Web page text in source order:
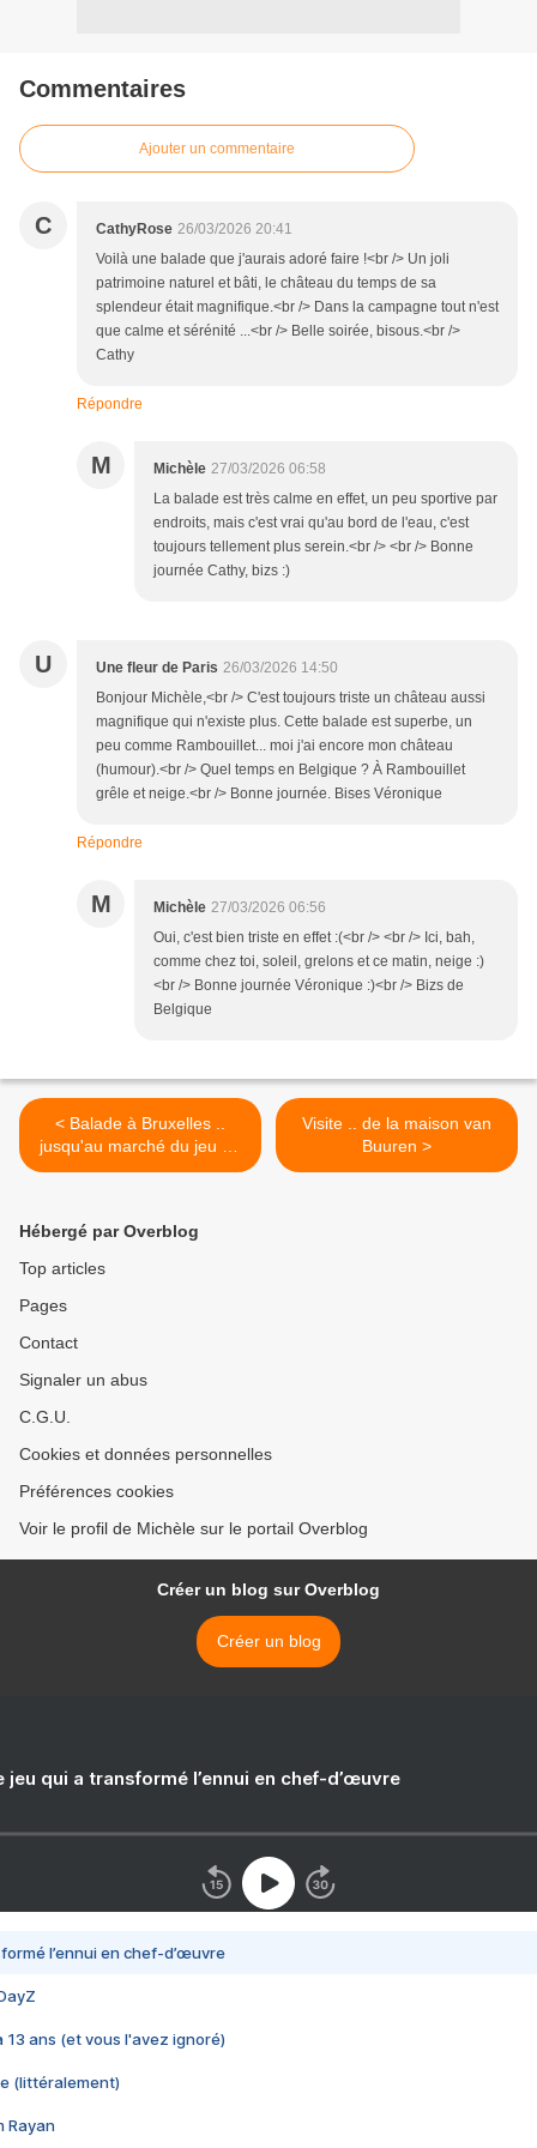
Commentaires
Ajouter un commentaire
C CathyRose 26/03/2026 20:41
Voilà une balade que j'aurais adoré faire !<br /> Un joli
patrimoine naturel et bâti, le château du temps de sa
splendeur était magnifique.<br /> Dans la campagne tout n'est
que calme et sérénité ...<br /> Belle soirée, bisous.<br />
Cathy
Répondre
M Michèle 27/03/2026 06:58
La balade est très calme en effet, un peu sportive par
endroits, mais c'est vrai qu'au bord de l'eau, c'est
toujours tellement plus serein.<br /> <br /> Bonne
journée Cathy, bizs :)
U Une fleur de Paris 26/03/2026 14:50
Bonjour Michèle,<br /> C'est toujours triste un château aussi
magnifique qui n'existe plus. Cette balade est superbe, un
peu comme Rambouillet... moi j'ai encore mon château
(humour).<br /> Quel temps en Belgique ? À Rambouillet
grêle et neige.<br /> Bonne journée. Bises Véronique
Répondre
M Michèle 27/03/2026 06:56
Oui, c'est bien triste en effet :(<br /> <br /> Ici, bah,
comme chez toi, soleil, grelons et ce matin, neige :)
<br /> Bonne journée Véronique :)<br /> Bizs de
Belgique
< Balade à Bruxelles ..
jusqu'au marché du jeu de
balles
Visite .. de la maison van
Buuren >
Hébergé par Overblog
Top articles
Pages
Contact
Signaler un abus
C.G.U.
Cookies et données personnelles
Préférences cookies
Voir le profil de Michèle sur le portail Overblog
Créer un blog sur Overblog
Créer un blog
jeu qui a transformé l’ennui en chef-d’œuvre
l’ennui en chef-d’œuvre
13 ans (et vous l'avez ignoré)
(littéralement)
Rayan